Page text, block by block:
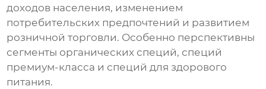
доходов населения, изменением
потребительских предпочтений и развитием
розничной торговли. Особенно перспективны
сегменты органических специй, специй
премиум-класса и специй для здорового
питания.